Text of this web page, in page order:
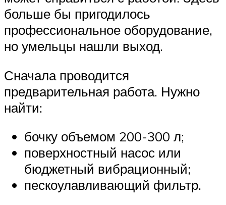
больше бы пригодилось
профессиональное оборудование,
но умельцы нашли выход.
Сначала проводится
предварительная работа. Нужно
найти:
бочку объемом 200-300 л;
поверхностный насос или
бюджетный вибрационный;
пескоулавливающий фильтр.